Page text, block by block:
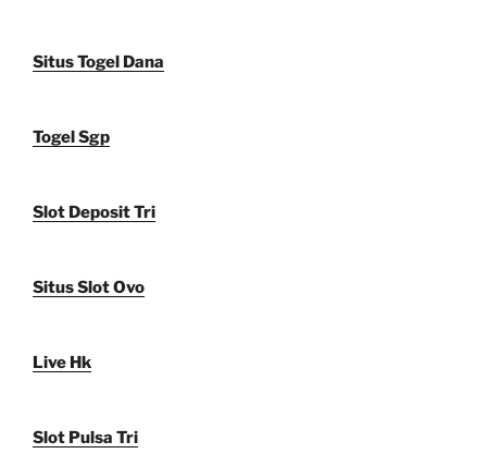
Situs Togel Dana
Togel Sgp
Slot Deposit Tri
Situs Slot Ovo
Live Hk
Slot Pulsa Tri